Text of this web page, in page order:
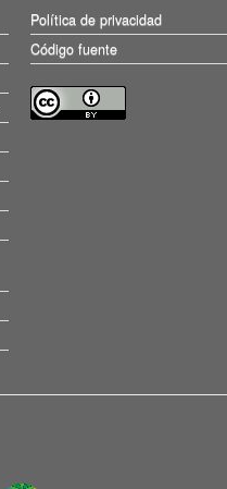
Política de privacidad
Código fuente